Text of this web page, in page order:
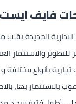
فايف ايست
الادارية الجديدة
والاستثمار
بأنواع
بالاستثمار بها،